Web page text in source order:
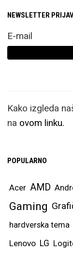
NEWSLETTER
E-mail
Kako izgleda
na ovom linku.
POPULARNO
Acer AMD
Gaming
hardverska tema
Lenovo LG